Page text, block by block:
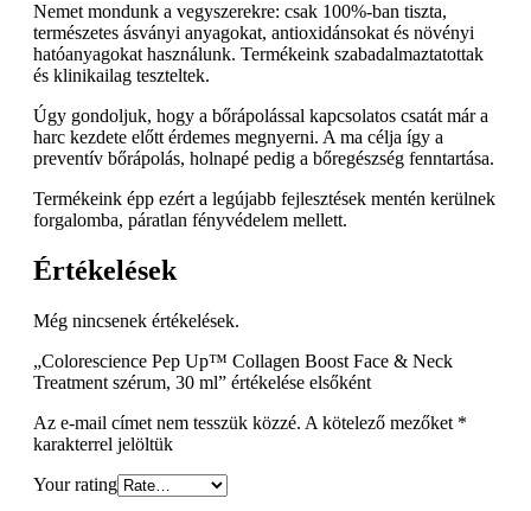
Nemet mondunk a vegyszerekre: csak 100%-ban tiszta,
természetes ásványi anyagokat, antioxidánsokat és növényi
hatóanyagokat használunk. Termékeink szabadalmaztatottak
és klinikailag teszteltek.
Úgy gondoljuk, hogy a bőrápolással kapcsolatos csatát már a
harc kezdete előtt érdemes megnyerni. A ma célja így a
preventív bőrápolás, holnapé pedig a bőregészség fenntartása.
Termékeink épp ezért a legújabb fejlesztések mentén kerülnek
forgalomba, páratlan fényvédelem mellett.
Értékelések
Még nincsenek értékelések.
„Colorescience Pep Up™ Collagen Boost Face & Neck
Treatment szérum, 30 ml” értékelése elsőként
Az e-mail címet nem tesszük közzé. A kötelező mezőket *
karakterrel jelöltük
Your rating